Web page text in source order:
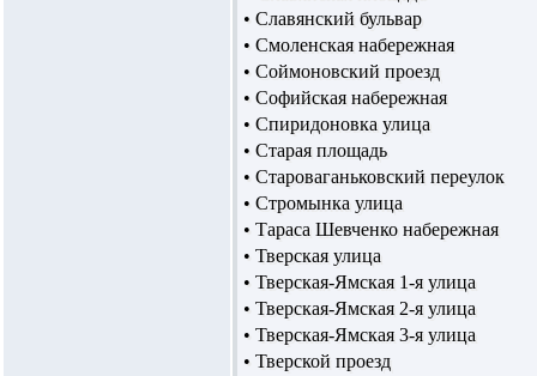
• Славянский бульвар
• Смоленская набережная
• Соймоновский проезд
• Софийская набережная
• Спиридоновка улица
• Старая площадь
• Староваганьковский переулок
• Стромынка улица
• Тараса Шевченко набережная
• Тверская улица
• Тверская-Ямская 1-я улица
• Тверская-Ямская 2-я улица
• Тверская-Ямская 3-я улица
• Тверской проезд